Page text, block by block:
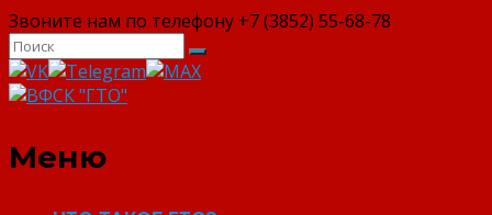
Звоните нам по телефону +7 (3852) 55-68-78
ВФСК "ГТО"
Меню